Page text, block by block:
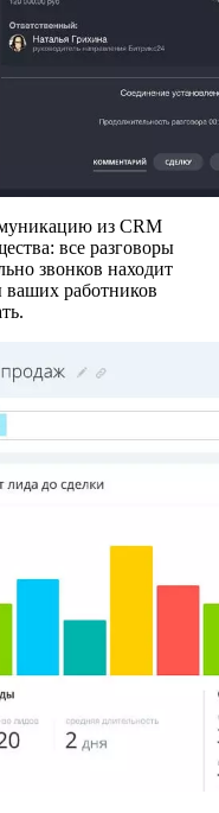
из CRM
все разговоры
звонков находит
ваших работников